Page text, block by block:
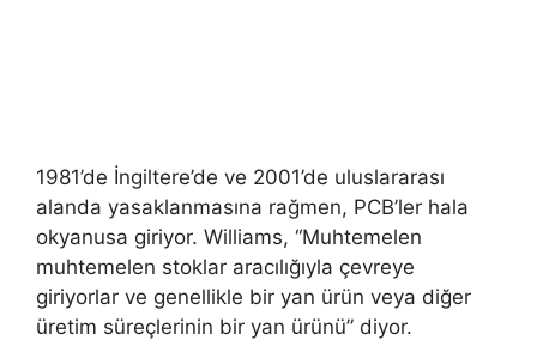
1981’de İngiltere’de ve 2001’de uluslararası
alanda yasaklanmasına rağmen, PCB’ler hala
okyanusa giriyor. Williams, “Muhtemelen
muhtemelen stoklar aracılığıyla çevreye
giriyorlar ve genellikle bir yan ürün veya diğer
üretim süreçlerinin bir yan ürünü” diyor.